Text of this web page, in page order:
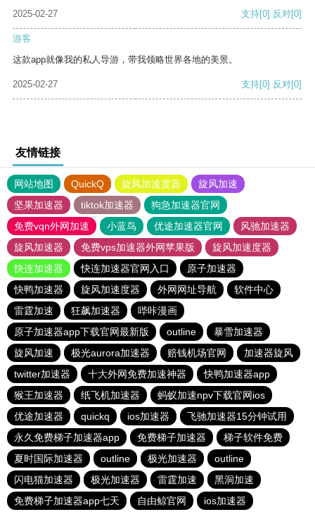
2025-02-27
支持[0] 反对[0]
游客
这款app就像我的私人导游，带我领略世界各地的美景。
2025-02-27 支持[0] 反对[0]
友情链接
网站地图 QuickQ 旋风加速度器
旋风加速
坚果加速器
tiktok加速器
狗急加速器官网
免费vqn外网加速
小蓝鸟 优途加速器官网
风驰加速器
旋风加速器
免费vps加速器外网苹果版
旋风加速度器
快连加速器
快连加速器官网入口
原子加速器
快鸭加速器
旋风加速度器 外网网址导航
软件中心
雷霆加速
狂飙加速器
哔咔漫画
原子加速器app下载官网最新版
outline
暴雪加速器
旋风加速
极光aurora加速器 赔钱机场官网
加速器旋风
twitter加速器
十大外网免费加速神器
快鸭加速器app
猴王加速器
纸飞机加速器
蚂蚁加速npv下载官网ios
优途加速器
quickq ios加速器
飞驰加速器15分钟试用
永久免费梯子加速器app
免费梯子加速器
梯子软件免费
夏时国际加速器
outline 极光加速器
outline
闪电猫加速器
极光加速器 雷霆加速
黑洞加速
免费梯子加速器app七天
自由鲸官网 ios加速器